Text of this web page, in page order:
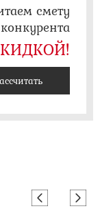
смету
конкурента